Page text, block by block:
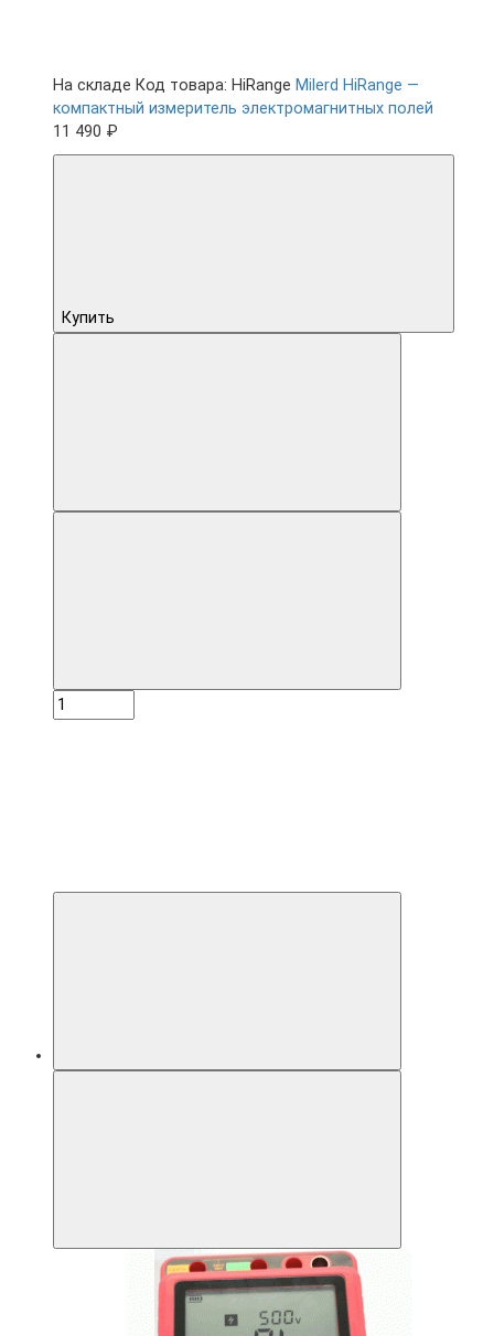
На складе Код товара: HiRange Milerd HiRange —
компактный измеритель электромагнитных полей
11 490 ₽
Купить